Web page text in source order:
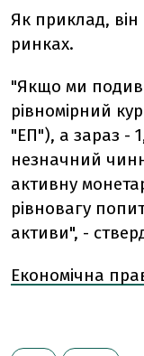
Як приклад, він
ринках.
"Якщо ми
рівномірний
"ЕП"), а зараз -
незначний
активну
рівновагу
активи", -
Економічна